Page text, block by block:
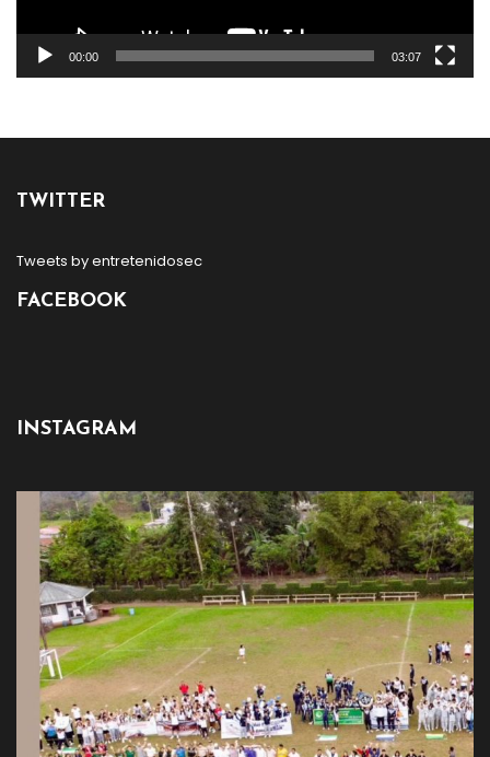
00:00 03:07
TWITTER
Tweets by entretenidosec
FACEBOOK
INSTAGRAM